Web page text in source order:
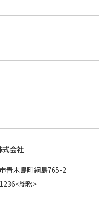
式会社
青木島町綱島765-2
総務>